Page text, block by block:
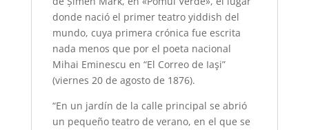
donde nació el primer teatro yiddish del
mundo, cuya primera crónica fue escrita
nada menos que por el poeta nacional
Mihai Eminescu en “El Correo de Iaşi”
(viernes 20 de agosto de 1876).
“En un jardín de la calle principal se abrió
un pequeño teatro de verano, en el que se